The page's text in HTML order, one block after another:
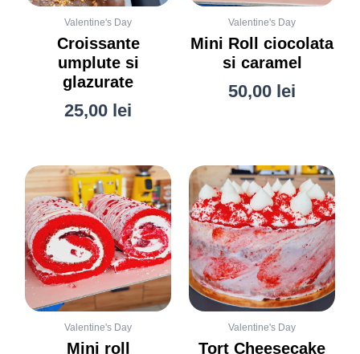
Valentine's Day
Croissante
umplute si
glazurate
25,00 lei
Valentine's Day
Mini Roll ciocolata
si caramel
50,00 lei
Valentine's Day
Mini roll
Valentine's Day
Tort Cheesecake